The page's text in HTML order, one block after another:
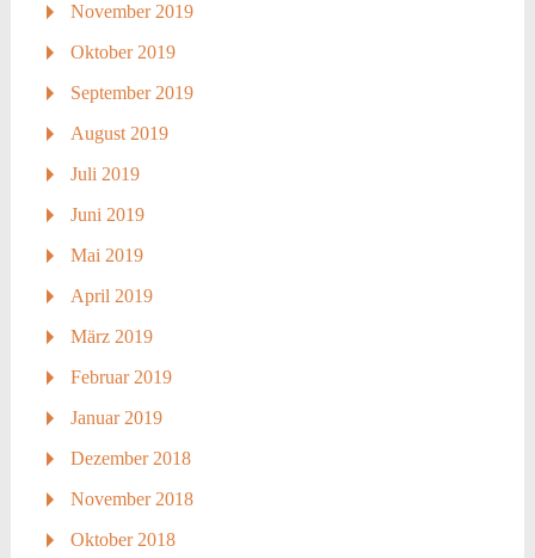
November 2019
Oktober 2019
September 2019
August 2019
Juli 2019
Juni 2019
Mai 2019
April 2019
März 2019
Februar 2019
Januar 2019
Dezember 2018
November 2018
Oktober 2018